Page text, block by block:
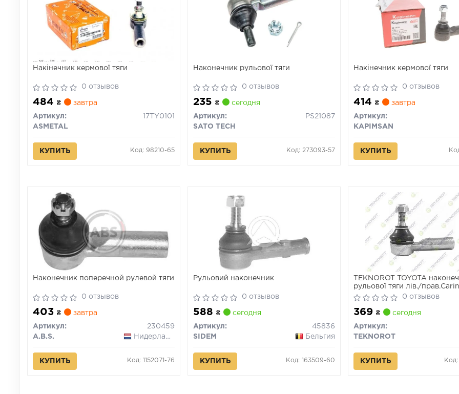
Накінечник кермової тяги
0 отзывов
484 ₴ завтра
Артикул:
17TY0101
ASMETAL
КУПИТЬ Код: 98210-65
Наконечник рульової тяги
0 отзывов
235 ₴ сегодня
Артикул:
PS21087
SATO TECH
КУПИТЬ Код: 273093-57
Накінечник кермової тяги
0 отзывов
414 ₴ завтра
Артикул:
KAPIMSAN
КУПИТЬ
Наконечник поперечной рулевой тяги
0 отзывов
403 ₴ завтра
Артикул:
230459
A.B.S.
Нидерланды
КУПИТЬ Код: 1152071-76
Рульовий наконечник
0 отзывов
588 ₴ сегодня
Артикул:
45836
SIDEM
Бельгия
КУПИТЬ Код: 163509-60
TEKNOROT TOYOTA
рульової тяги лів./
II,Celica,Corolla,Yaris 84-
0 отзывов
369 ₴ сегодня
Артикул:
TEKNOROT
КУПИТЬ